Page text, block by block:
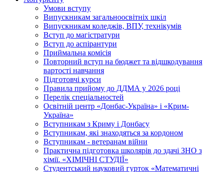
Умови вступу
Випускникам загальноосвітніх шкіл
Випускникам коледжів, ВПУ, технікумів
Вступ до магістратури
Вступ до аспірантури
Приймальна комісія
Повторний вступ на бюджет та відшкодування
вартості навчання
Підготовчі курси
Правила прийому до ДДМА у 2026 році
Перелік спеціальностей
Освітній центр «Донбас-Україна» і «Крим-
Україна»
Вступникам з Криму і Донбасу
Вступникам, які знаходяться за кордоном
Вступникам - ветеранам війни
Практична підготовка школярів до здачі ЗНО з
хімії. «ХІМІЧНІ СТУДІЇ»
Студентський науковий гурток «Математичні